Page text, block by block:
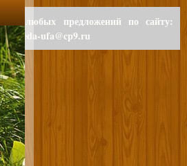
Для любых предложений по сайту:
polzaeda-ufa@cp9.ru